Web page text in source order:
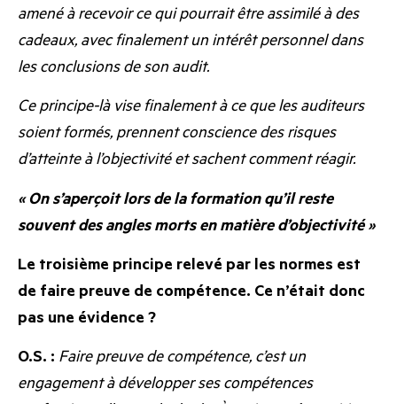
amené à recevoir ce qui pourrait être assimilé à des
cadeaux, avec finalement un intérêt personnel dans
les conclusions de son audit.
Ce principe-là vise finalement à ce que les auditeurs
soient formés, prennent conscience des risques
d’atteinte à l’objectivité et sachent comment réagir.
« On s’aperçoit lors de la formation qu’il reste
souvent des angles morts en matière d’objectivité »
Le troisième principe relevé par les normes est
de faire preuve de compétence. Ce n’était donc
pas une évidence ?
O.S. : Faire preuve de compétence, c’est un
engagement à développer ses compétences